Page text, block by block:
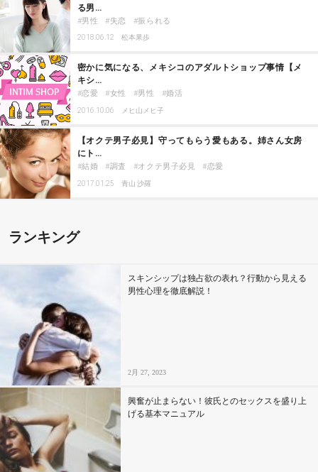
る男…
男性 失恋 振られる
2018.06.12 松本果歩
密かに気になる、メキシコのアダルトショップ事情【メ
キシ…
恋愛 女性 男性 婚活
2016.10.06 メヒ山メヒ子
【オクテ男子必見】守ってもらう愛もある。姉さん女房
にト…
結婚 調査 オクテ男子必見 恋愛
2017.01.25 青山 沙羅
ランキング
スキンシップは独占欲の表れ？行動から見える
男性心理を徹底解説！
2月 27, 2023
興奮が止まらない！彼氏とのセックスを盛り上
げる基本マニュアル